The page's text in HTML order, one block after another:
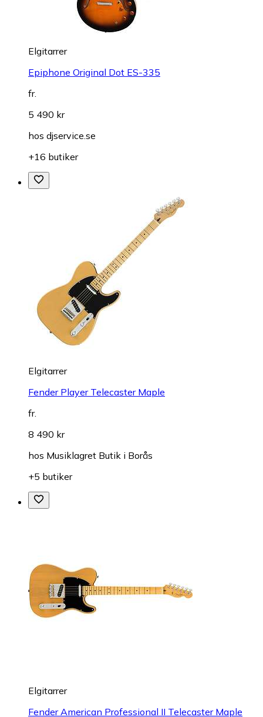
Elgitarrer
Epiphone Original Dot ES-335
fr.
5 490 kr
hos djservice.se
+16 butiker
Elgitarrer
Fender Player Telecaster Maple
fr.
8 490 kr
hos Musiklagret Butik i Borås
+5 butiker
Elgitarrer
Fender American Professional II Telecaster Maple